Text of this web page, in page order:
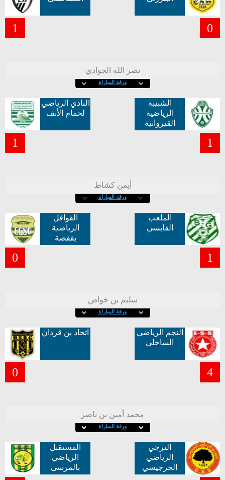
0
1
نصر الله الجوادي
ورقة المباراة
الشبيبة
الرياضية
القيروانية
1
النادي الرياضي
لحمام الأنف
1
أيمن كشاط
ورقة المباراة
الملعب
القابسي
1
القوافل
الرياضية
بقفصة
0
سليم بن خواص
ورقة المباراة
النجم الرياضي
الساحلي
4
اتحاد بن قردان
0
محمد أمين بن ناصر
ورقة المباراة
الترجي
الرياضي
الجرجيسي
المستقبل
الرياضي
بالمرسى